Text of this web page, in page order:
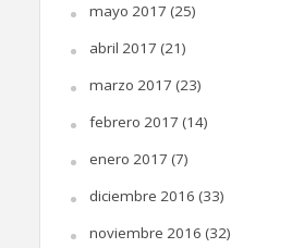
mayo 2017 (25)
abril 2017 (21)
marzo 2017 (23)
febrero 2017 (14)
enero 2017 (7)
diciembre 2016 (33)
noviembre 2016 (32)